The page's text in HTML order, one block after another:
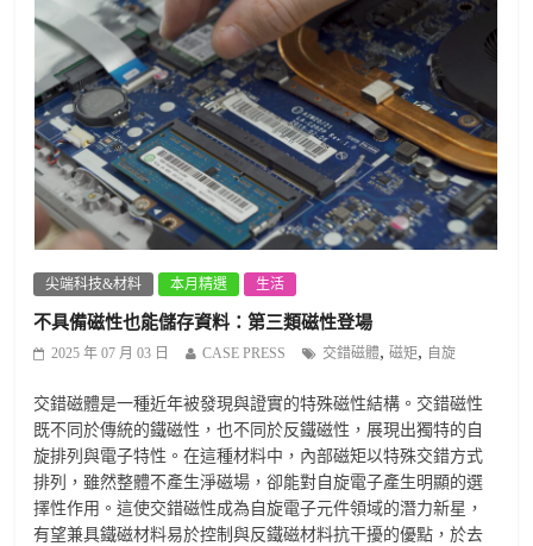
尖端科技&材料 本月精選 生活
不具備磁性也能儲存資料：第三類磁性登場
2025 年 07 月 03 日 CASE PRESS 交錯磁體,磁矩, 自旋
交錯磁體是一種近年被發現與證實的特殊磁性結構。交錯磁性
既不同於傳統的鐵磁性，也不同於反鐵磁性，展現出獨特的自
旋排列與電子特性。在這種材料中，內部磁矩以特殊交錯方式
排列，雖然整體不產生淨磁場，卻能對自旋電子產生明顯的選
擇性作用。這使交錯磁性成為自旋電子元件領域的潛力新星，
有望兼具鐵磁材料易於控制與反鐵磁材料抗干擾的優點，於去